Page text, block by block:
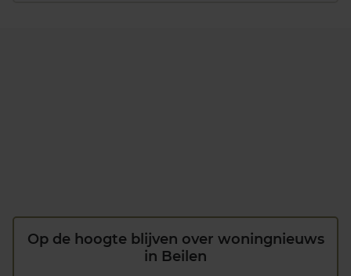
Op de hoogte blijven over woningnieuws
in Beilen